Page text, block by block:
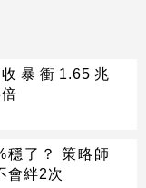
暴衝1.65兆
穩了？ 策略師
會絆2次